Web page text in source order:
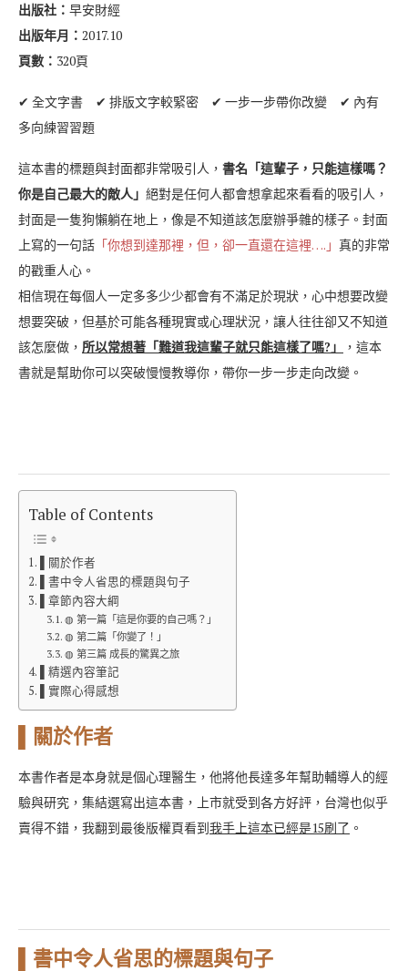
出版社： 早安財經
出版年月： 2017.10
頁數： 320頁
✔ 全文字書 ✔ 排版文字較緊密 ✔ 一步一步帶你改變 ✔ 內有
多向練習習題
這本書的標題與封面都非常吸引人， 書名「這輩子，只能這樣嗎？
你是自己最大的敵人」 絕對是任何人都會想拿起來看看的吸引人，
封面是一隻狗懶躺在地上，像是不知道該怎麼辦爭雜的樣子。封面
上寫的一句話 「你想到達那裡，但，卻一直還在這裡….」 真的非常
的戳重人心。
相信現在每個人一定多多少少都會有不滿足於現狀，心中想要改變
想要突破，但基於可能各種現實或心理狀況，讓人往往卻又不知道
該怎麼做， 所以常想著「難道我這輩子就只能這樣了嗎?」
，這本
書就是幫助你可以突破慢慢教導你，帶你一步一步走向改變。
Table of Contents
▌關於作者
▌書中令人省思的標題與句子
▌章節內容大綱
◍ 第一篇「這是你要的自己嗎？」
◍ 第二篇「你變了！」
◍ 第三篇 成長的驚異之旅
▌精選內容筆記
▌實際心得感想
▌關於作者
本書作者是本身就是個心理醫生，他將他長達多年幫助輔導人的經
驗與研究，集結選寫出這本書，上市就受到各方好評，台灣也似乎
賣得不錯，我翻到最後版權頁看到我手上這本已經是15刷了 。
▌書中令人省思的標題與句子